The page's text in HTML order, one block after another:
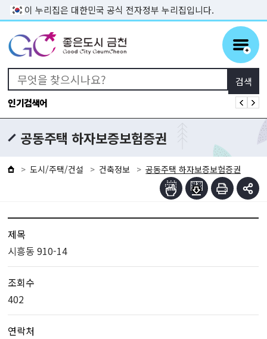
본문 바로가기
이 누리집은 대한민국 공식 전자정부 누리집입니다.
인기검색어
공동주택 하자보증보험증권
도시/주택/건설 건축정보 공동주택 하자보증보험증권
제목
시흥동 910-14
조회수
402
연락처